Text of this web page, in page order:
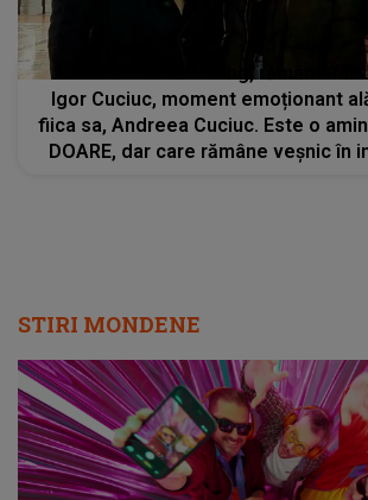
Când VISELE se frâng, rămân
Igor Cuciuc, moment emoționant
fiica sa, Andreea Cuciuc. Este o
DOARE, dar care rămâne veșnic în
STIRI MONDENE